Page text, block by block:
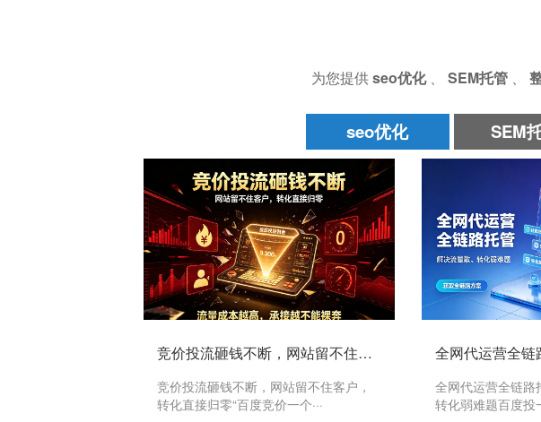
为您提供seo优化、 SEM托管、
seo优化 SEM
竞价投流砸钱不断，网站留不住客户，转化直接归零
竞价投流砸钱不断，网站留不住客户，
转化直接归零“百度竞价一个···
全网代运营全链路
转化弱难题百度投